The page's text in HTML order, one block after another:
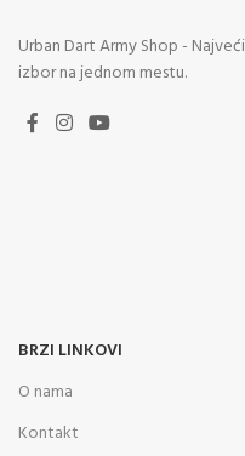
Urban Dart Army Shop - Najveći
izbor na jednom mestu.
BRZI LINKOVI
O nama
Kontakt